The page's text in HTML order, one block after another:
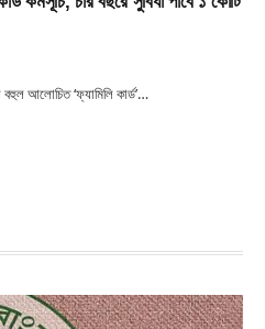
আলোচিত ‘ফ্যামিলি কার্ড’…